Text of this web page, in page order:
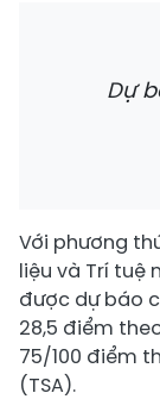
Dự
Với phương
liệu và Trí tuệ
được dự báo
28,5 điểm
75/100 điểm
(TSA).